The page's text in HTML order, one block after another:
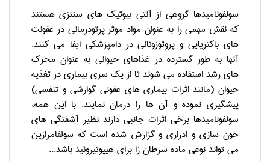
سولفونامیدها گروهی از آنتی بیوتیک های سنتزی هستند
که نقش مهمی را به عنوان مواد موثر پرتودرمانی در عفونت
های باکتریایی و پروتوزوئانی در دامپزشکی ایفا می کنند.
آنها به طور گسترده در غذاهای حیوانی به عنوان محرک
های رشد استفاده می شوند تا از یک سری بیماری در تغذیه
حیوان (مانند اثرات بیماری های عفونی گوارشی و تنفسی)
پیشگیری نموده و آن ها را درمان نمایند. با این همه،
سولفونامیدها برخی اثرات جانبی دارند نظیر آشفتگی های
خون سازی و ادراری و گزارش شده است که سولفامرازین
می تواند نوعی ماده سرطان زا برای هیپوتیروئید باشد...